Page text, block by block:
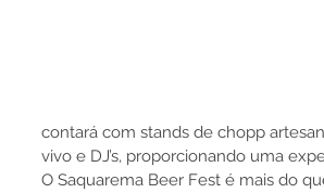
contará com stands de chopp
vivo e DJ’s, proporcionando uma
O Saquarema Beer Fest é mais do